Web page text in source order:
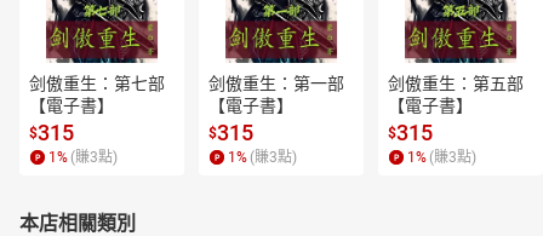
剑傲重生：第七部
【電子書】
$315
1% (賺3點)
剑傲重生：第一部
【電子書】
$315
1% (賺3點)
剑傲重生：第五部
【電子書】
$315
1% (賺3點)
本店相關類別